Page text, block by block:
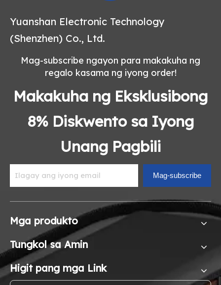
Yuanshan Electronic Technology
(Shenzhen) Co., Ltd.
Mag-subscribe ngayon para makakuha ng
regalo kasama ng iyong order!
Makakuha ng Eksklusibong
8% Diskwento sa Iyong
Unang Pagbili
Mag-subscribe
Mga produkto
Tungkol sa Amin
Higit pang mga Link